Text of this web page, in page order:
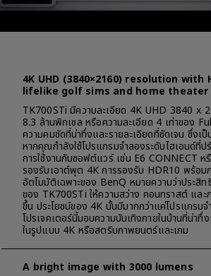
4K UHD (3840×2160) resolution with
lifelike golf sims and home theater
TK700STi มีความละเอียด 4K UHD 3840 x
8.3 ล้านพิกเซล หรือความละเอียด 4 เท่าของ
ความคมชัดที่น่าทึ่งและรายละเอียดที่ชัดเจน ซึ่งเ
หากคุณกำลังใช้โปรแกรมจำลองระดับไฮเอนด์ที่ป
การใช้งานกับซอฟต์แวร์ เช่น E6 CONNECT
รองรับเอาต์พุต 4K การรองรับ HDR10 พร้อ
อัตโนมัติเฉพาะของ BenQ หมายความว่าประสิ
ของ TK700STi ให้ความสว่าง คอนทราสต์ แล
ขึ้น ประโยชน์ของ 4K นั้นมีมากกว่าแค่โปรแกรม
โปรเจคเตอร์นี้มอบความบันเทิงภายในบ้านที่น่า
ในรูปแบบ 4K หรือสตรีมภาพยนตร์และเกม
A bright image with 3000 lumens